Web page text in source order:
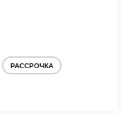
РАССРОЧКА